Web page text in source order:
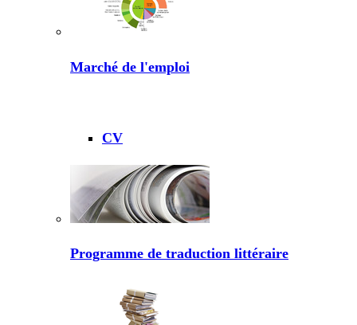
Marché de l'emploi
CV
Programme de traduction littéraire